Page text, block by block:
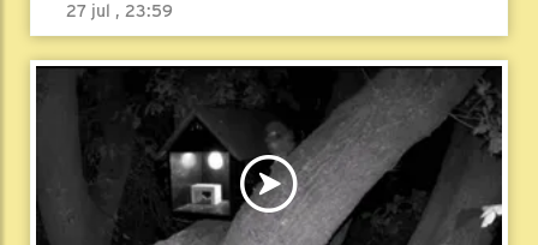
27 jul , 23:59